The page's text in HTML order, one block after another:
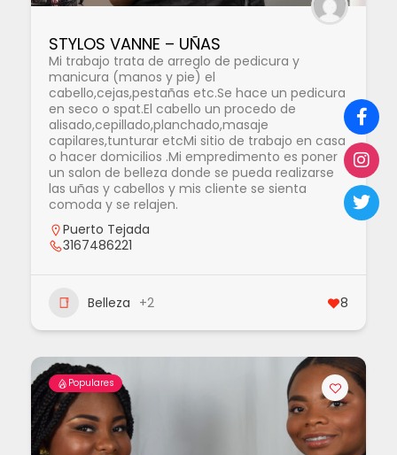
STYLOS VANNE – UÑAS
Mi trabajo trata de arreglo de pedicura y
manicura (manos y pie) el
cabello,cejas,pestañas etc.Se hace un pedicura
en seco o spat.El cabello un procedo de
alisado,cepillado,planchado,masaje
capilares,tunturar etcMi sitio de trabajo en casa
o hacer domicilios .Mi empredimento es poner
un salon de belleza donde se pueda realizarse
las uñas y cabellos y mis cliente se sienta
comoda y se relajen.
Puerto Tejada
3167486221
Belleza +2 8
Populares